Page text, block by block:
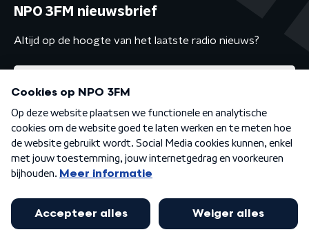
NPO 3FM nieuwsbrief
Altijd op de hoogte van het laatste radio nieuws?
Algemene voorwaarden Privacybeleid